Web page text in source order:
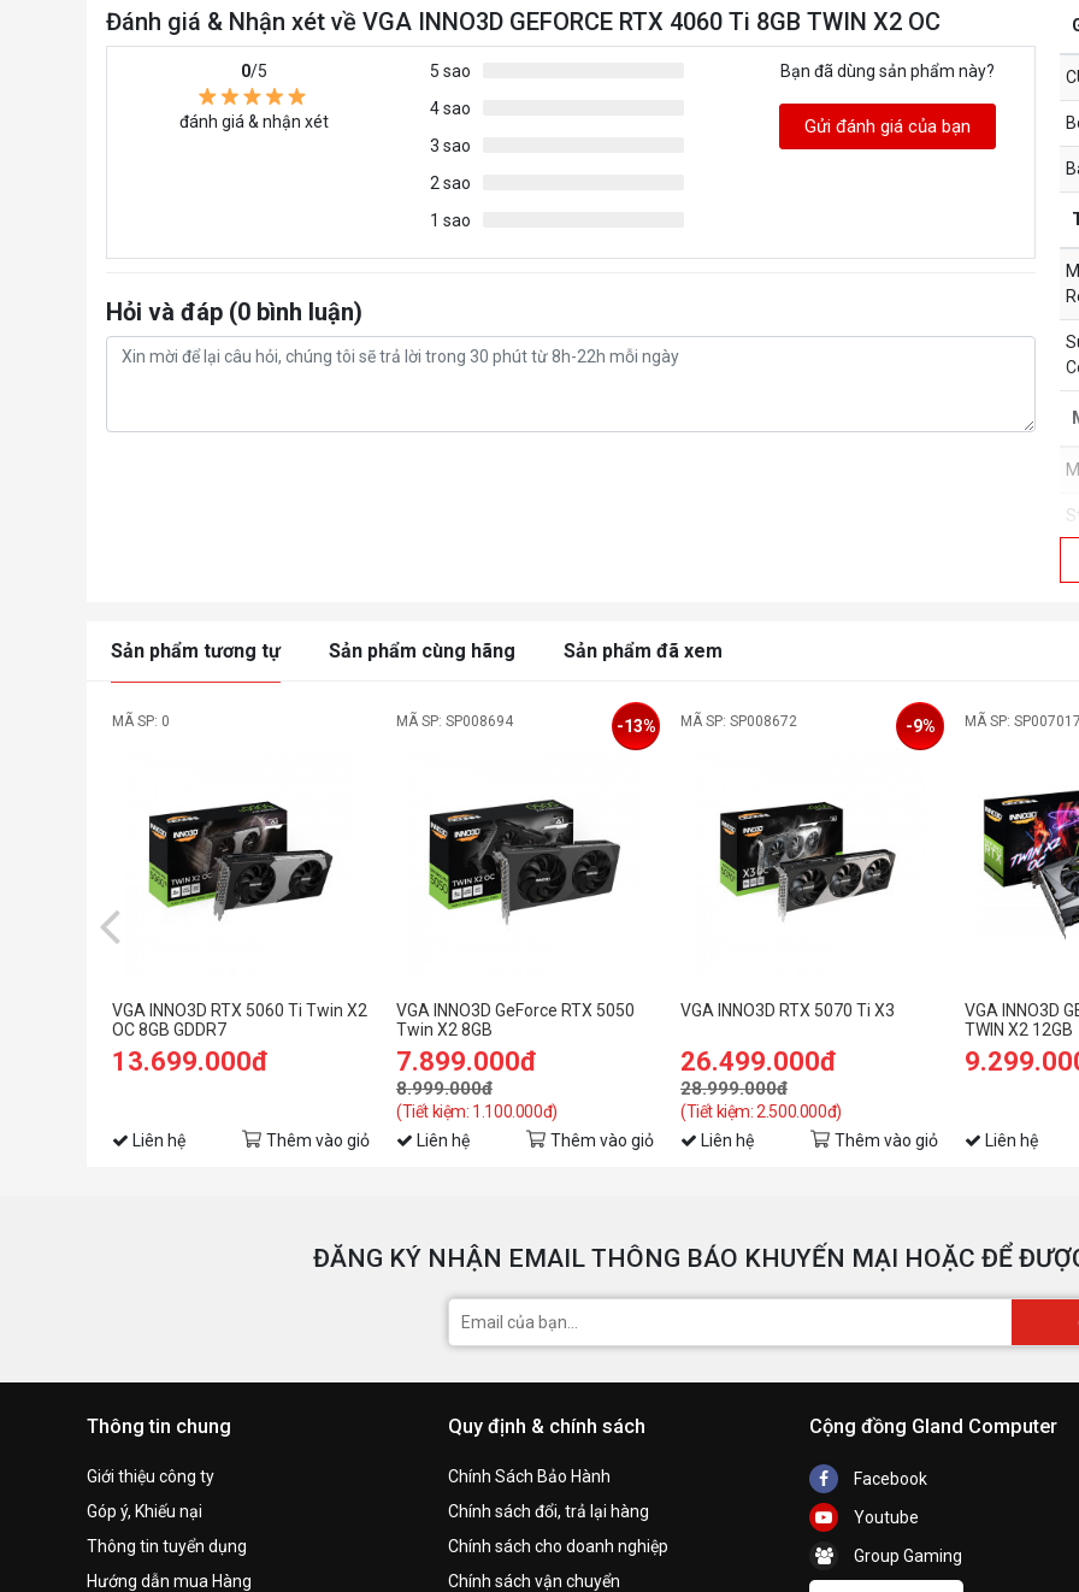
Đánh giá & Nhận xét về VGA INNO3D GEFORCE RTX 4060 Ti 8GB TWIN X2 OC
0/5
đánh giá & nhận xét
5 sao
4 sao
3 sao
2 sao
1 sao
Bạn đã dùng sản phẩm này?
Gửi đánh giá của bạn
Hỏi và đáp (0 bình luận)
Sản phẩm tương tự Sản phẩm cùng hãng Sản phẩm đã xem
MÃ SP: 0
VGA INNO3D RTX 5060 Ti Twin X2
OC 8GB GDDR7
13.699.000đ
Liên hệ Thêm vào giỏ
MÃ SP: SP008694
VGA INNO3D GeForce RTX 5050
Twin X2 8GB
7.899.000đ
8.999.000đ
(Tiết kiệm: 1.100.000đ)
-13%
Liên hệ Thêm vào giỏ
MÃ SP: SP008672
VGA INNO3D RTX 5070 Ti X3
26.499.000đ
28.999.000đ
(Tiết kiệm: 2.500.000đ)
-9%
Liên hệ Thêm vào giỏ
MÃ SP: SP007017
VGA INNO3D
TWIN X2 12GB
Liên hệ
ĐĂNG KÝ NHẬN EMAIL THÔNG BÁO KHUYẾN MẠI HOẶC ĐỂ
Thông tin chung
Giới thiệu công ty
Góp ý, Khiếu nại
Thông tin tuyển dụng
Hướng dẫn mua Hàng
Quy định & chính sách
Chính Sách Bảo Hành
Chính sách đổi, trả lại hàng
Chính sách cho doanh nghiệp
Chính sách vận chuyển
Cộng đồng Gland Computer
Facebook
Youtube
Group Gaming